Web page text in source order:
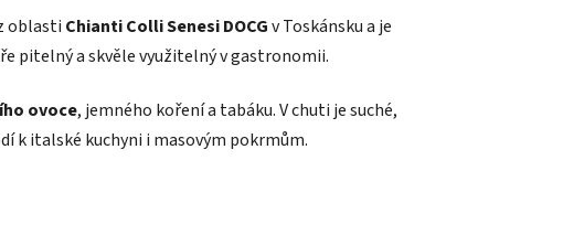
oblasti Chianti Colli Senesi DOCGv Toskánsku a je
pitelný a skvěle využitelný v gastronomii.
ovoce, jemného koření a tabáku. V chuti je suché,
k italské kuchyni i masovým pokrmům.